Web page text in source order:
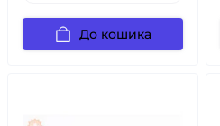
До кошика